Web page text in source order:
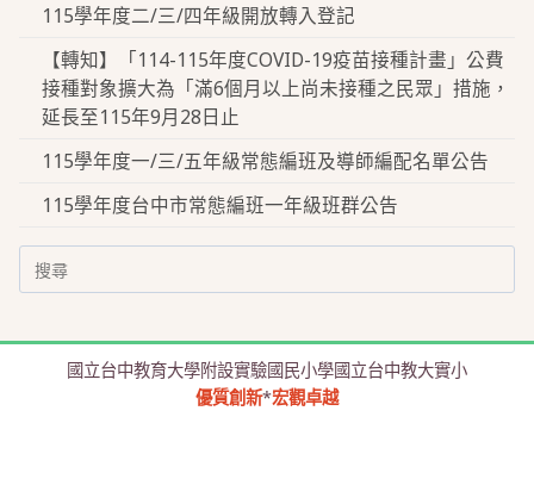
115學年度二/三/四年級開放轉入登記
【轉知】「114-115年度COVID-19疫苗接種計畫」公費
接種對象擴大為「滿6個月以上尚未接種之民眾」措施，
延長至115年9月28日止
115學年度一/三/五年級常態編班及導師編配名單公告
115學年度台中市常態編班一年級班群公告
Search
for:
國立台中教育大學附設實驗國民小學國立台中教大實小
優質創新*宏觀卓越